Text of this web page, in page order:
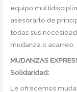
equipo
asesorarlo de
todas sus
mudanza o acarreo.
MUDANZAS
Solidaridad:
Le ofrecemos